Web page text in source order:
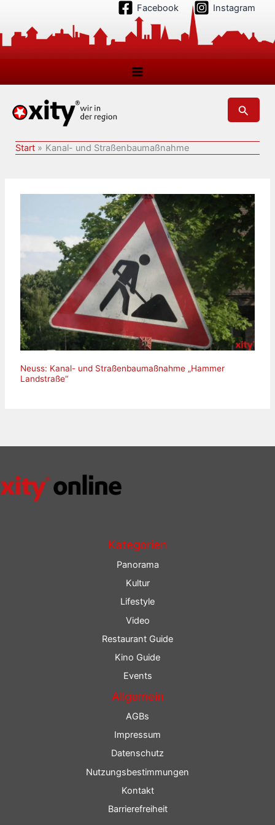
springen
Facebook Instagram
Suchen
Start Kanal- und Straßenbaumaßnahme
Neuss: Kanal- und Straßenbaumaßnahme „Hammer
Landstraße“
Kategorien
Panorama
Kultur
Lifestyle
Video
Restaurant Guide
Kino Guide
Events
Allgemein
AGBs
Impressum
Datenschutz
Nutzungsbestimmungen
Kontakt
Barrierefreiheit